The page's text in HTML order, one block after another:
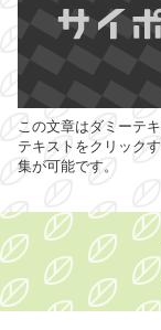
この文章はダミーテキ
テキストをクリック
集が可能です。